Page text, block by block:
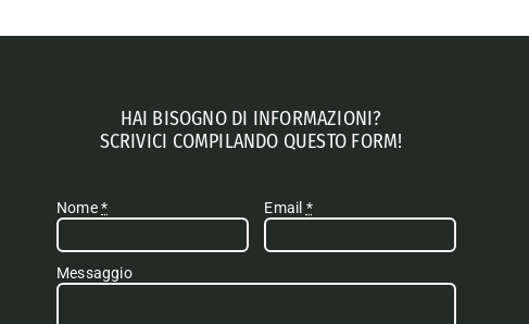
HAI BISOGNO DI INFORMAZIONI?
SCRIVICI COMPILANDO QUESTO FORM!
Nome* Email *
Messaggio